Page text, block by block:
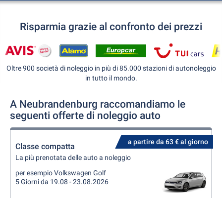
Risparmia grazie al confronto dei prezzi
Oltre 900 società di noleggio in più di 85.000 stazioni di autonoleggio
in tutto il mondo.
A Neubrandenburg raccomandiamo le
seguenti offerte di noleggio auto
a partire da 63 € al giorno
Classe compatta
La più prenotata delle auto a noleggio
per esempio Volkswagen Golf
5 Giorni da 19.08 - 23.08.2026